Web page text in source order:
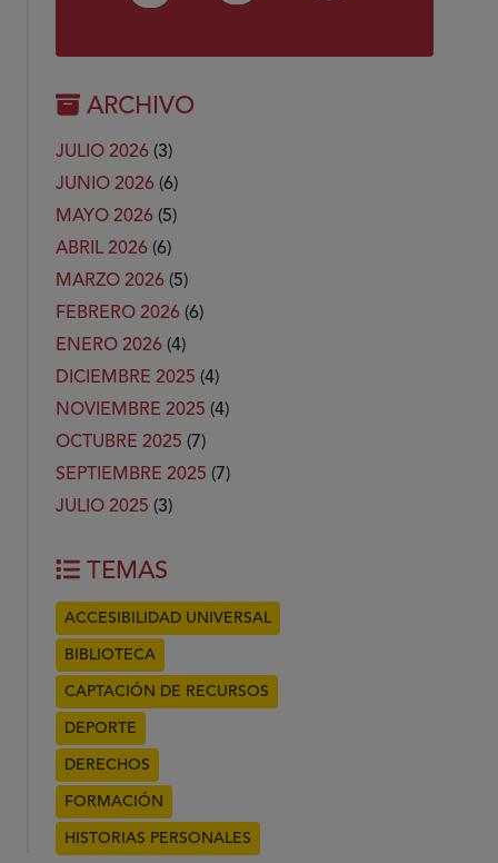
ARCHIVO
JULIO 2026 (3)
JUNIO 2026 (6)
MAYO 2026 (5)
ABRIL 2026 (6)
MARZO 2026 (5)
FEBRERO 2026 (6)
ENERO 2026 (4)
DICIEMBRE 2025 (4)
NOVIEMBRE 2025 (4)
OCTUBRE 2025 (7)
SEPTIEMBRE 2025 (7)
JULIO 2025 (3)
TEMAS
ACCESIBILIDAD UNIVERSAL
BIBLIOTECA
CAPTACIÓN DE RECURSOS
DEPORTE
DERECHOS
FORMACIÓN
HISTORIAS PERSONALES